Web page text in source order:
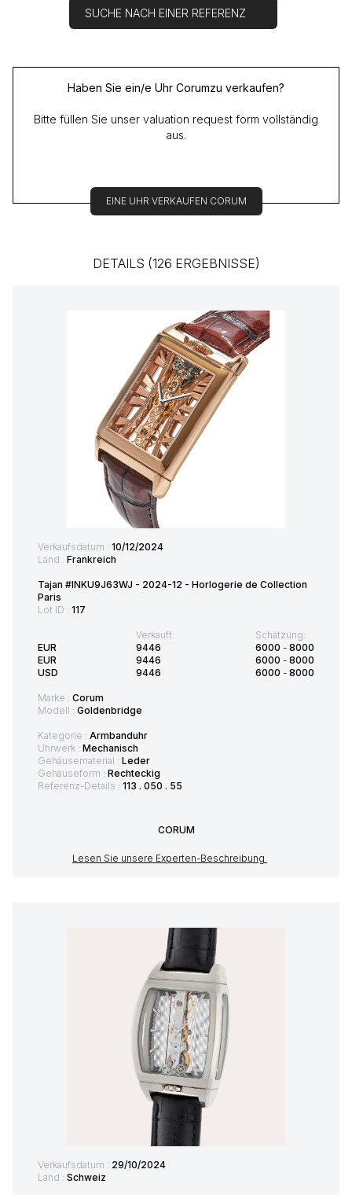
SUCHE NACH EINER REFERENZ
Haben Sie ein/e Uhr Corumzu verkaufen?
Bitte füllen Sie unser valuation request form vollständig
aus.
EINE UHR VERKAUFEN CORUM
DETAILS (126 ERGEBNISSE)
Verkaufsdatum : 10/12/2024
Land : Frankreich
Tajan #INKU9J63WJ - 2024-12 - Horlogerie de Collection
Paris
Lot ID : 117
EUR
EUR
USD
Verkauft:
9446
9446
9446
Schätzung:
6000 - 8000
6000 - 8000
6000 - 8000
Marke : Corum
Modell : Goldenbridge
Kategorie : Armbanduhr
Uhrwerk : Mechanisch
Gehäusematerial : Leder
Gehäuseform : Rechteckig
Referenz-Details : 113 . 050 . 55
CORUM
Lesen Sie unsere Experten-Beschreibung
Verkaufsdatum : 29/10/2024
Land : Schweiz